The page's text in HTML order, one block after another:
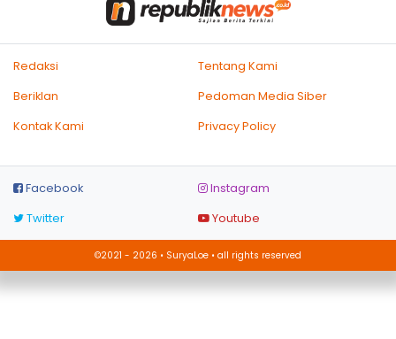
Redaksi
Tentang Kami
Beriklan
Pedoman Media Siber
Kontak Kami
Privacy Policy
Facebook
Instagram
Twitter
Youtube
©2021 - 2026 • SuryaLoe • all rights reserved